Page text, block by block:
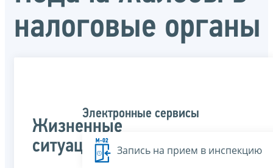
налоговые органы
Жизненные
ситуации
Электронные сервисы
Запись на прием в инспекцию